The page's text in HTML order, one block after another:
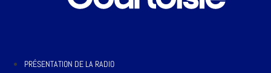
PRÉSENTATION DE LA RADIO